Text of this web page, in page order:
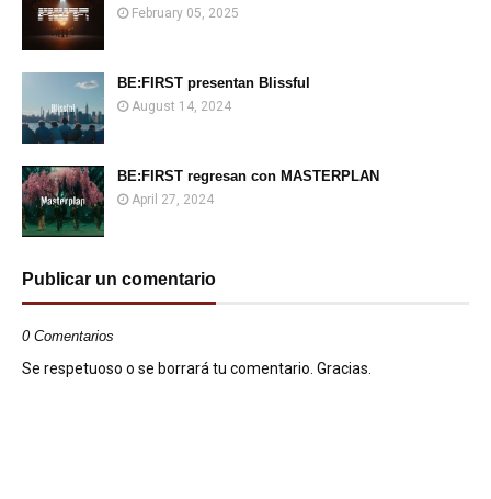
February 05, 2025
BE:FIRST presentan Blissful
August 14, 2024
BE:FIRST regresan con MASTERPLAN
April 27, 2024
Publicar un comentario
0 Comentarios
Se respetuoso o se borrará tu comentario. Gracias.